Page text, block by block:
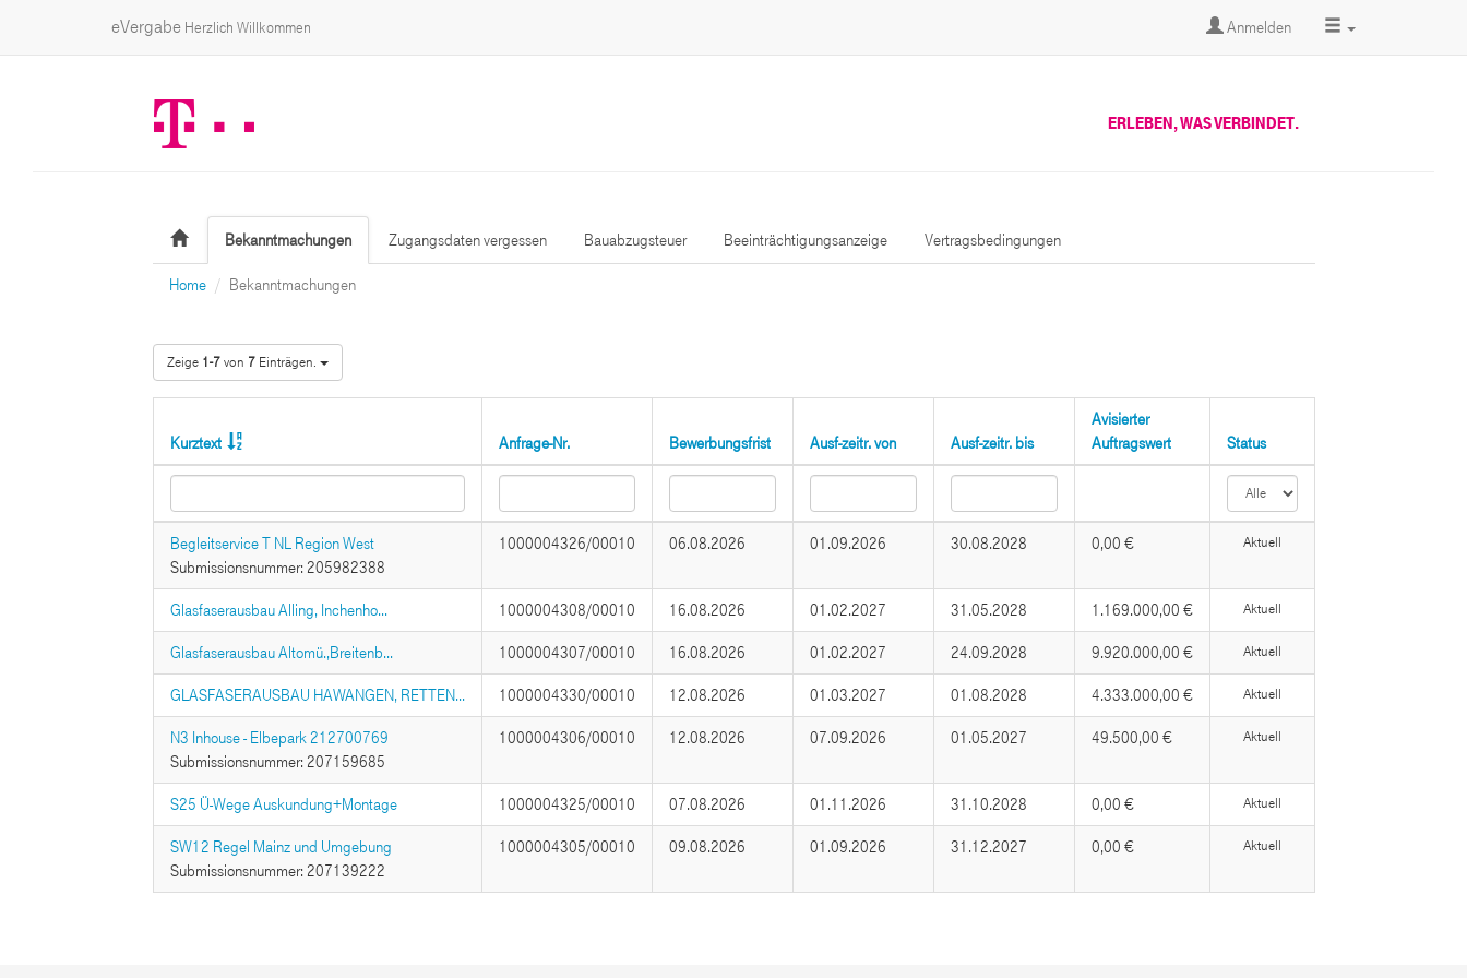
eVergabe Herzlich Willkommen Anmelden
ERLEBEN, WAS VERBINDET.
Bekanntmachungen Zugangsdaten vergessen Bauabzugsteuer Beeinträchtigungsanzeige Vertragsbedingungen
Home Bekanntmachungen
Zeige 1-7von 7Einträgen.
Kurztext Anfrage-Nr. Bewerbungsfrist Ausf-zeitr. von Ausf-zeitr. bis
Avisierter
Auftragswert
Status
Begleitservice T NL Region West
Submissionsnummer: 205982388
1000004326/00010 06.08.2026 01.09.2026 30.08.2028 0,00 € Aktuell
Glasfaserausbau Alling, Inchenho... 1000004308/00010 16.08.2026 01.02.2027 31.05.2028 1.169.000,00 € Aktuell
Glasfaserausbau Altomü.,Breitenb... 1000004307/00010 16.08.2026 01.02.2027 24.09.2028 9.920.000,00 € Aktuell
GLASFASERAUSBAU HAWANGEN, RETTEN... 1000004330/00010 12.08.2026 01.03.2027 01.08.2028 4.333.000,00 € Aktuell
N3 Inhouse - Elbepark 212700769
Submissionsnummer: 207159685
1000004306/00010 12.08.2026 07.09.2026 01.05.2027 49.500,00 € Aktuell
S25 Ü-Wege Auskundung+Montage 1000004325/00010 07.08.2026 01.11.2026 31.10.2028 0,00 € Aktuell
SW12 Regel Mainz und Umgebung
Submissionsnummer: 207139222
1000004305/00010 09.08.2026 01.09.2026 31.12.2027 0,00 € Aktuell